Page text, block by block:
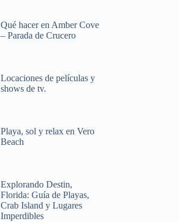
Qué hacer en Amber Cove
– Parada de Crucero
Locaciones de películas y
shows de tv.
Playa, sol y relax en Vero
Beach
Explorando Destin,
Florida: Guía de Playas,
Crab Island y Lugares
Imperdibles